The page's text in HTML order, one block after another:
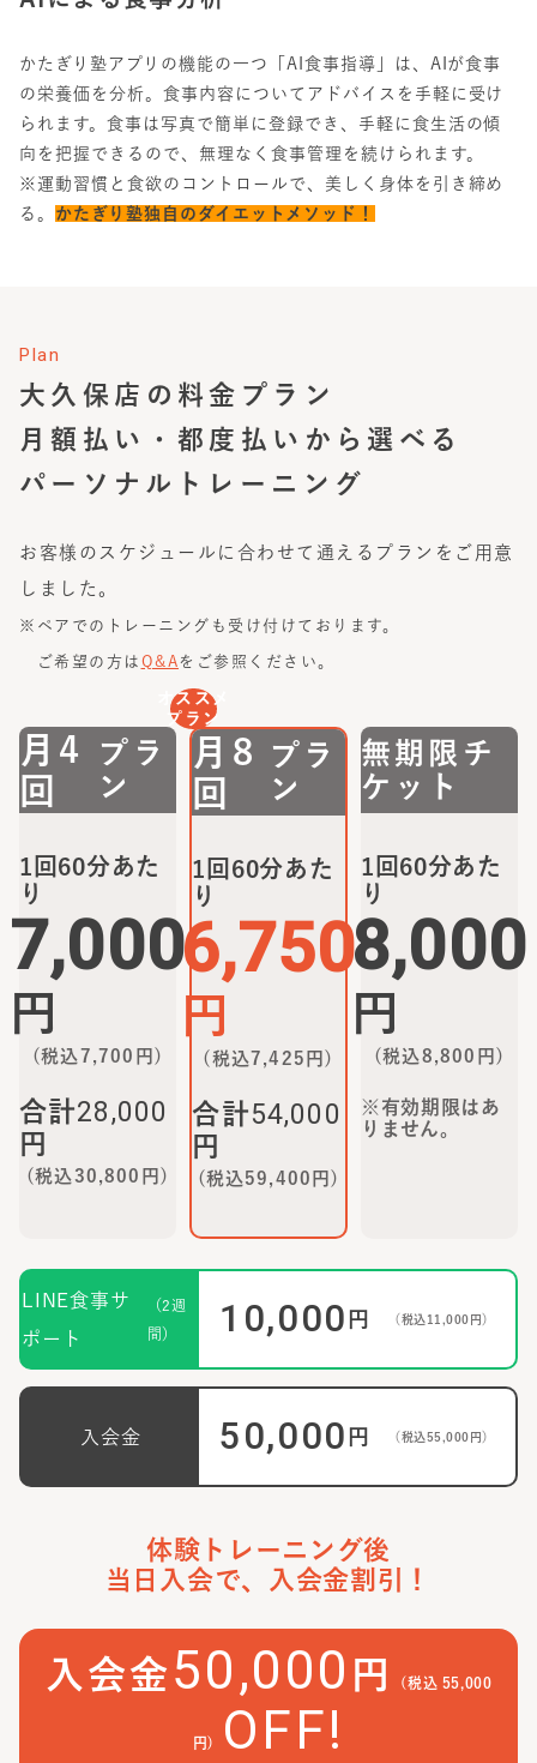
かたぎり塾アプリの機能の一つ「AI食事指導」は、AIが食事
の栄養価を分析。食事内容についてアドバイスを手軽に受け
られます。食事は写真で簡単に登録でき、手軽に食生活の傾
向を把握できるので、無理なく食事管理を続けられます。
※運動習慣と食欲のコントロールで、美しく身体を引き締め
る。 かたぎり塾独自のダイエットメソッド！
大久保店 の料金プラン
月額払い・都度払いから選べる
パーソナルトレーニング
Plan
お客様のスケジュールに合わせて通えるプランをご用意
しました。
※ペアでのトレーニングも受け付けております。
ご希望の方は Q&Aをご参照ください。
月4
回
プラ
ン
1回60分あた
り
7,000
円
(税込7,700 円)
合計28,000
円
(税込30,800 円)
オススメ
プラン
月8
回
プラ
ン
1回60分あた
り
6,750
円
(税込7,425 円)
合計54,000
円
(税込59,400 円)
無期限チ
ケット
1回60分あた
り
8,000
円
(税込8,800 円)
※有効期限はあ
りません。
LINE食事サ
ポート
（2週
間）
10,000 円 （税込 11,000 円）
入会金 50,000 円 （税込 55,000 円）
体験トレーニング後
当日入会で、入会金割引！
入会金50,000 円 (税込 55,000
円) OFF!